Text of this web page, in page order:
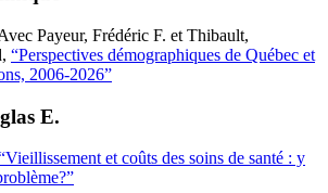
Payeur, Frédéric F. et Thibault,
“Perspectives démographiques de Québec et
2006-2026”
E.
Vieillissement et coûts des soins de santé : y
”